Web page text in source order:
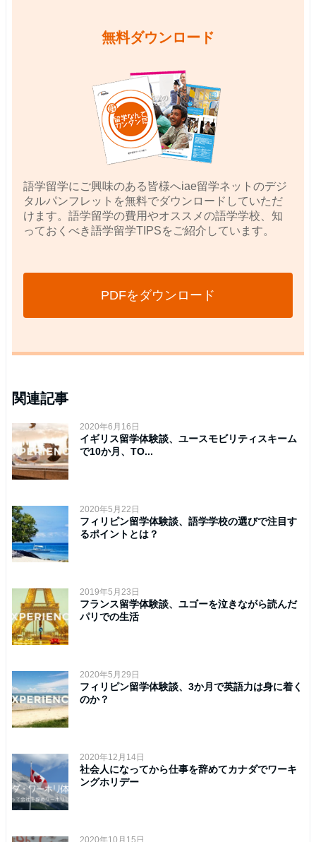
無料ダウンロード
語学留学にご興味のある皆様へiae留学ネットのデジ
タルパンフレットを無料でダウンロードしていただ
けます。語学留学の費用やオススメの語学学校、知
っておくべき語学留学TIPSをご紹介しています。
PDFをダウンロード
関連記事
2020年6月16日
イギリス留学体験談、ユースモビリティスキーム
で10か月、TO...
2020年5月22日
フィリピン留学体験談、語学学校の選びで注目す
るポイントとは？
2019年5月23日
フランス留学体験談、ユゴーを泣きながら読んだ
パリでの生活
2020年5月29日
フィリピン留学体験談、3か月で英語力は身に着く
のか？
2020年12月14日
社会人になってから仕事を辞めてカナダでワーキ
ングホリデー